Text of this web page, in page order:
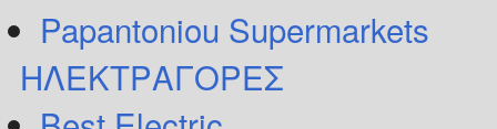
Papantoniou Supermarkets
ΗΛΕΚΤΡΑΓΟΡΕΣ